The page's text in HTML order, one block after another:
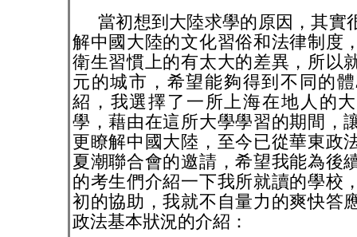
當初想到大陸求學的原因，其實
解中國大陸的文化習俗和法律制度
衛生習慣上的有太大的差異，所以
元的城市，希望能夠得到不同的
紹，我選擇了一所上海在地人的
學，藉由在這所大學學習的期間，
更瞭解中國大陸，至今已從華東政
夏潮聯合會的邀請，希望我能為後
的考生們介紹一下我所就讀的學校
初的協助，我就不自量力的爽快答
政法基本狀況的介紹：